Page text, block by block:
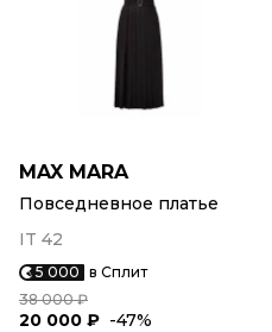
MAX MARA
Повседневное платье
IT 42
5 000 в Сплит
38 000 ₽
20 000 ₽ -47%